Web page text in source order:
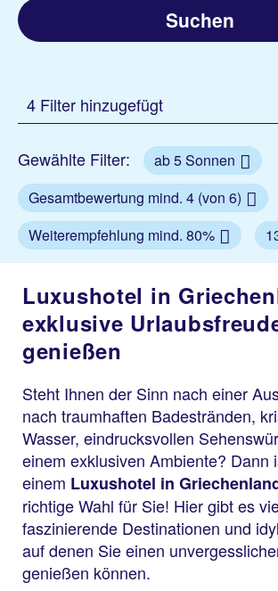
Suchen
4 Filter hinzugefügt
Gewählte Filter:
ab 5 Sonnen
Gesamtbewertung mind. 4 (von 6)
Weiterempfehlung mind. 80%
Luxushotel in
exklusive
genießen
Steht Ihnen der Sinn nach einer
nach traumhaften Badestränden,
Wasser, eindrucksvollen
einem exklusiven Ambiente? Dann
einem Luxushotel in
richtige Wahl für Sie! Hier gibt es
faszinierende Destinationen und
auf denen Sie einen
genießen können.